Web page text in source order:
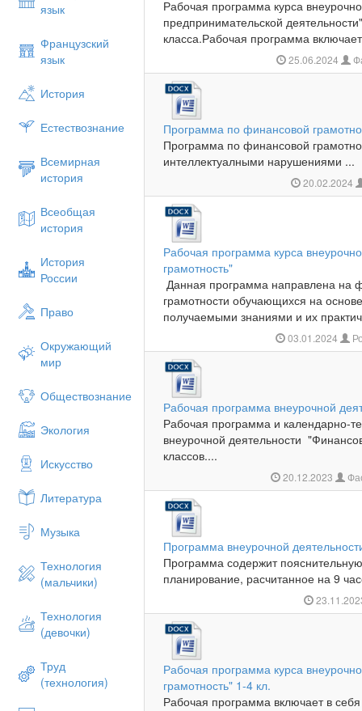
язык
Французский
язык
История
Естествознание
Всемирная
история
Всеобщая
история
История
России
Право
Окружающий
мир
Обществознание
Экология
Искусство
Литература
Музыка
Технология
(мальчики)
Технология
(девочки)
Труд
(технология)
Рабочая программа курса
предпринимательской
класса.Рабочая программа
25.06.2024
Программа по финансовой
Программа по финансовой
интеллектуалными нарушениями ...
20.02.2024
Рабочая программа курса
грамотность"
Данная программа направлена на
грамотности обучающихся на
получаемыми знаниями и их
03.01.2024
Рабочая программа внеурочной
Рабочая программа и календарно-
внеурочной деятельности
классов....
20.12.2023
Программа внеурочной
Программа содержит
планирование, расчитанное на 9
Рабочая программа курса
грамотность" 1-4 кл.
Рабочая программа включает в